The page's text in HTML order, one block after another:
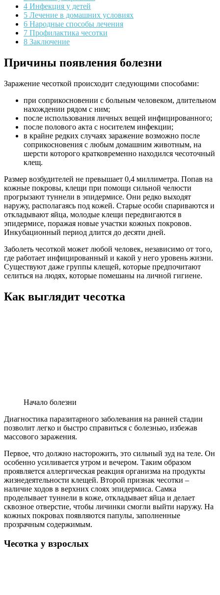
4 Инфекция у детей
5 Лечение в домашних условиях
6 Народные способы лечения
7 Профилактика чесотки
8 Заключение
Причины появления болезни
Заражение чесоткой происходит следующими способами:
при соприкосновении с больным человеком, длительном
нахождении рядом с ним;
после использования личных вещей инфицированного;
после полового акта с носителем инфекции;
в крайне редких случаях заражение возможно после
соприкосновения с любым домашним животным, на
шерсти которого кратковременно находился чесоточный
клещ.
Размер возбудителей не превышает 0,4 миллиметра. Попав на
кожные покровы, клещи при помощи сильной челюсти
прогрызают туннели в эпидермисе. Они редко выходят
наружу, располагаясь под кожей. Старые особи спариваются и
откладывают яйца, молодые клещи передвигаются в
эпидермисе, поражая новые участки кожных покровов.
Инкубационный период длится до десяти дней.
Заболеть чесоткой может любой человек, независимо от того,
где работает инфицированный и какой у него уровень жизни.
Существуют даже группы клещей, которые предпочитают
селиться на людях, которые помешаны на личной гигиене.
Как выглядит чесотка
Начало болезни
Диагностика паразитарного заболевания на ранней стадии
позволит легко и быстро справиться с болезнью, избежав
массового заражения.
Первое, что должно насторожить, это сильный зуд на теле. Он
особенно усиливается утром и вечером. Таким образом
проявляется аллергическая реакция организма на продукты
жизнедеятельности клещей. Второй признак чесотки –
наличие ходов в верхних слоях эпидермиса. Самка
проделывает туннели в коже, откладывает яйца и делает
сквозное отверстие, чтобы личинки смогли выйти наружу. На
кожных покровах появляются папулы, заполненные
прозрачным содержимым.
Чесотка у взрослых